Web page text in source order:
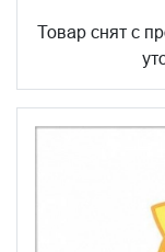
Товар снят с